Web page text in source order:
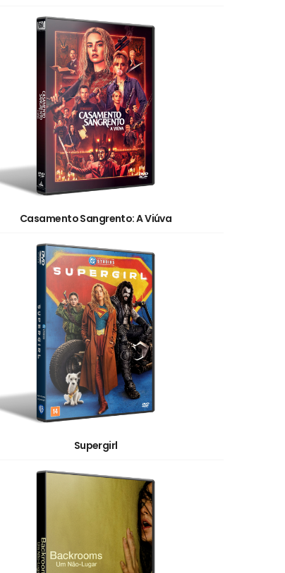
Casamento Sangrento: A Viúva
Supergirl